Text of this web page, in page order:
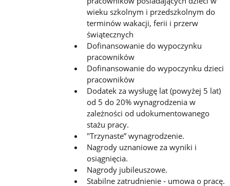
wieku szkolnym i przedszkolnym do
terminów wakacji, ferii i przerw
świątecznych
Dofinansowanie do wypoczynku
pracowników
Dofinansowanie do wypoczynku dzieci
pracowników
Dodatek za wysługę lat (powyżej 5 lat)
od 5 do 20% wynagrodzenia w
zależności od udokumentowanego
stażu pracy.
"Trzynaste” wynagrodzenie.
Nagrody uznaniowe za wyniki i
osiągnięcia.
Nagrody jubileuszowe.
Stabilne zatrudnienie - umowa o pracę.